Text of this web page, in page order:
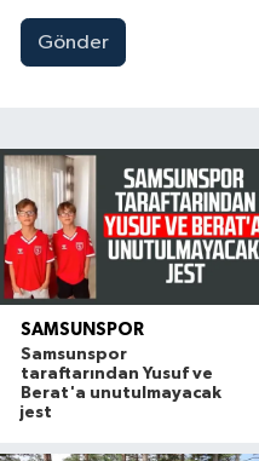
Gönder
SAMSUNSPOR
Samsunspor
taraftarından Yusuf ve
Berat'a unutulmayacak
jest